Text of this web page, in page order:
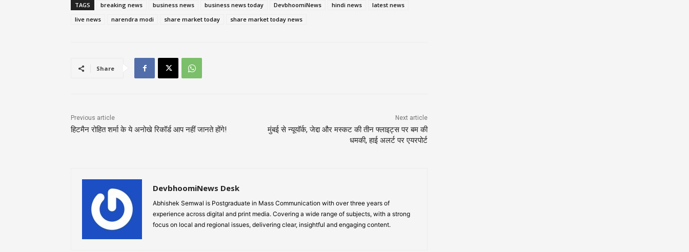
TAGS breaking news business news business news today DevbhoomiNews hindi news
latest news
live news
narendra modi share market today share market today news
Share
Previous article
हिटमैन रोहित शर्मा के ये अनोखे रिकॉर्ड आप नहीं जानते होंगे!
Next article
मुंबई से न्यूयॉर्क, जेद्दा और मस्कट की तीन फ्लाइट्स पर बम की
धमकी, हाई अलर्ट पर एयरपोर्ट
DevbhoomiNews Desk
Abhishek Semwal is Postgraduate in Mass Communication with over three years of
experience across digital and print media. Covering a wide range of subjects, with a strong
focus on local and regional issues, delivering clear, insightful and engaging content.